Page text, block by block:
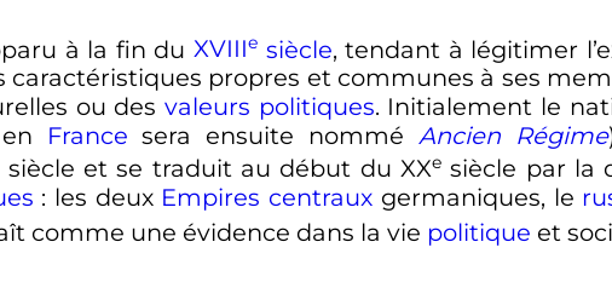
à la fin du XVIIIesiècle, tendant à légitimer
caractéristiques propres et communes à ses
ou des valeurs politiques. Initialement le
France sera ensuite nomméAncien Régime
siècle et se traduit au début du XXe siècle par la
: les deux Empires centraux germaniques, le
comme une évidence dans la vie politique et